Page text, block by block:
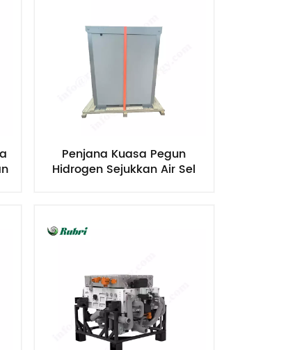
Penjana Kuasa Pegun
Hidrogen Sejukkan Air Sel